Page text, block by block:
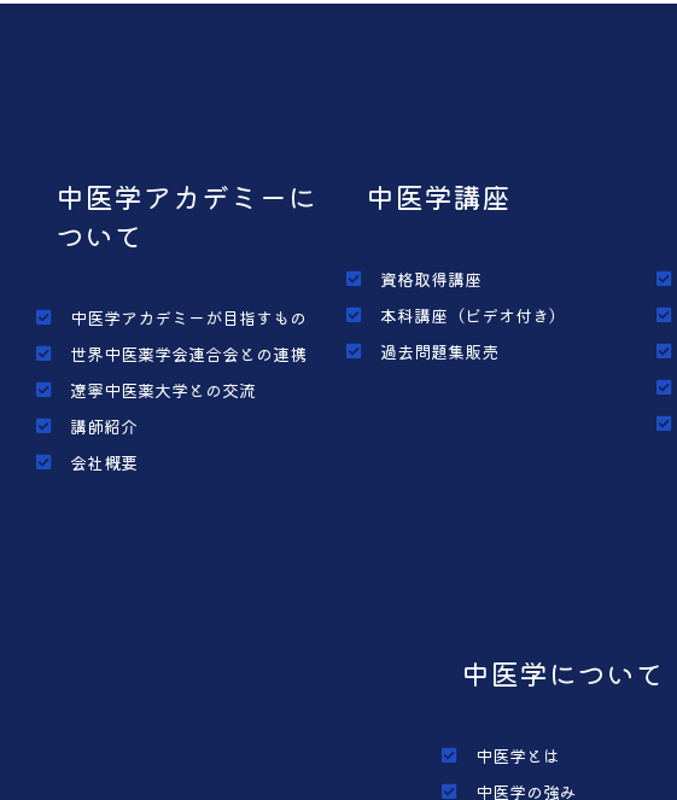
中医学アカデミーに
ついて
中医学アカデミーが目指すもの
世界中医薬学会連合会との連携
遼寧中医薬大学との交流
講師紹介
会社概要
中医学講座
資格取得講座
本科講座（ビデオ付き）
過去問題集販売
中医学について
中医学とは
中医学の強み